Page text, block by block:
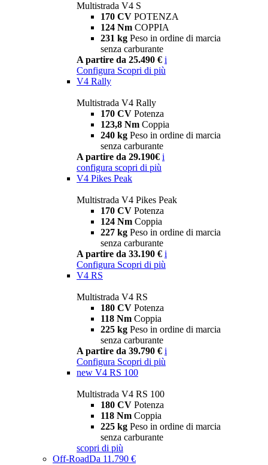
Multistrada V4 S
170 CV POTENZA
124 Nm COPPIA
231 kg Peso in ordine di marcia
senza carburante
A partire da 25.490 € i
Configura Scopri di più
V4 Rally
Multistrada V4 Rally
170 CV Potenza
123,8 Nm Coppia
240 kg Peso in ordine di marcia
senza carburante
A partire da 29.190€ i
configura scopri di più
V4 Pikes Peak
Multistrada V4 Pikes Peak
170 CV Potenza
124 Nm Coppia
227 kg Peso in ordine di marcia
senza carburante
A partire da 33.190 € i
Configura Scopri di più
V4 RS
Multistrada V4 RS
180 CV Potenza
118 Nm Coppia
225 kg Peso in ordine di marcia
senza carburante
A partire da 39.790 € i
Configura Scopri di più
new V4 RS 100
Multistrada V4 RS 100
180 CV Potenza
118 Nm Coppia
225 kg Peso in ordine di marcia
senza carburante
scopri di più
Off-RoadDa 11.790 €